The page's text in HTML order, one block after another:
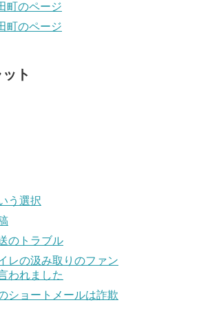
町のページ
町のページ
ト
う選択
のトラブル
レの汲み取りのファン
われました
ショートメールは詐欺